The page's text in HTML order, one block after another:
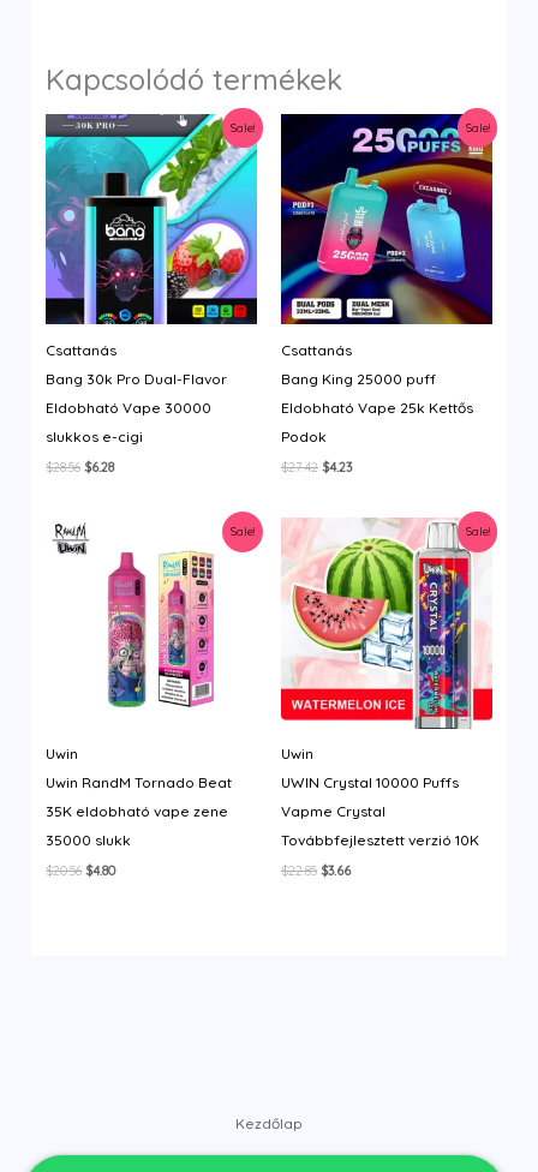
Kapcsolódó termékek
Sale!
Csattanás
Bang 30k Pro Dual-Flavor
Eldobható Vape 30000
slukkos e-cigi
$28.56 Original
$6.28Current
Sale!
Csattanás
Bang King 25000 puff
Eldobható Vape 25k Kettős
Podok
$27.42 Original
$27.42.
$4.23Current
$4.23.
Sale!
Uwin
Uwin RandM Tornado Beat
35K eldobható vape zene
35000 slukk
$20.56Original
$4.80Current
Sale!
Uwin
UWIN Crystal 10000 Puffs
Vapme Crystal
Továbbfejlesztett verzió 10K
$22.85 Original
$3.66Current
Kezdőlap
Bolt